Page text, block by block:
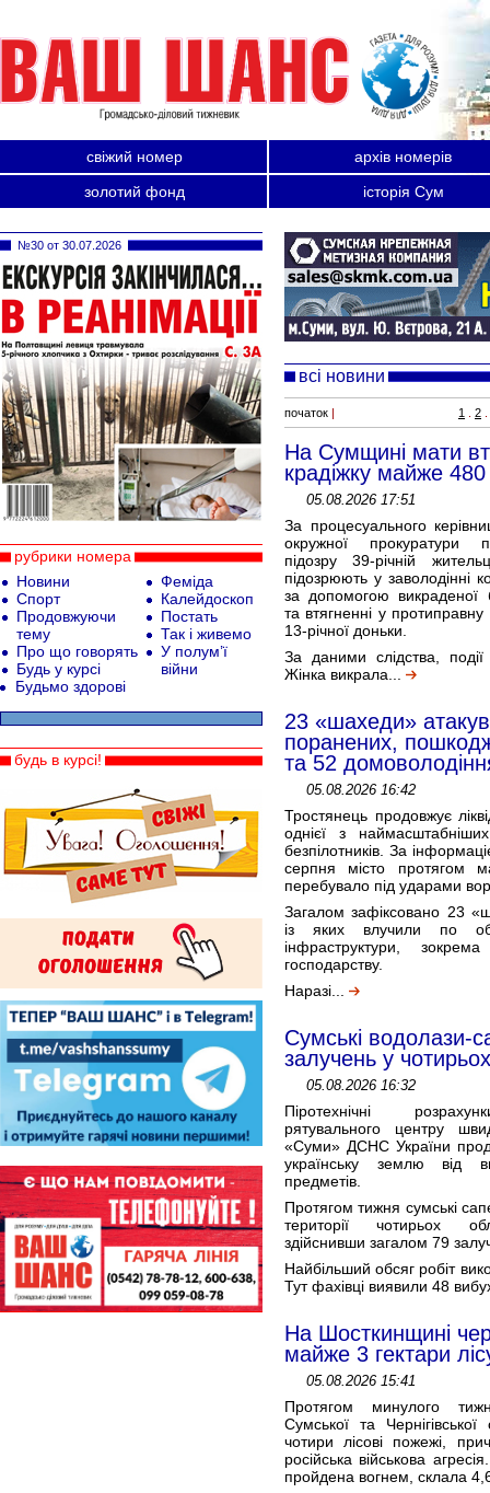
свіжий номер
архів номерів
золотий фонд
історія Сум
всі новини
початок | 1 2
На Сумщині мати
крадіжку майже 480
05.08.2026 17:51
За процесуального
окружної прокуратури
підозру 39-річній
підозрюють у заволодінні
за допомогою викраденої
та втягненні у протиправну
13-річної доньки.
За даними слідства, події
Жінка викрала...
23 «шахеди»
поранених,
та 52
05.08.2026 16:42
Тростянець продовжує
однієї з
безпілотників. За
серпня місто протягом
перебувало під ударами
Загалом зафіксовано 23
із яких влучили по
інфраструктури,
господарству.
Наразі...
Сумські водолази-
залучень у
05.08.2026 16:32
Піротехнічні
рятувального центру
«Суми» ДСНС України
українську землю від
предметів.
Протягом тижня сумські
території чотирьох
здійснивши загалом 79
Найбільший обсяг робіт
Тут фахівці виявили 48
На Шосткинщині
майже 3 гектари
05.08.2026 15:41
Протягом минулого
Сумської та
чотири лісові пожежі,
російська військова
пройдена вогнем, склала
№30 от 30.07.2026
рубрики номера
Новини
Спорт
Продовжуючи
тему
Про що говорять
Будь у курсі
Феміда
Калейдоскоп
Постать
Так і живемо
У полум’ї
війни
Будьмо здорові
будь в курсі!